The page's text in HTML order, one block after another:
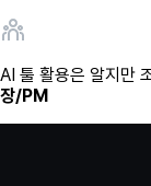
AI 툴 활용은 알지만
장/PM